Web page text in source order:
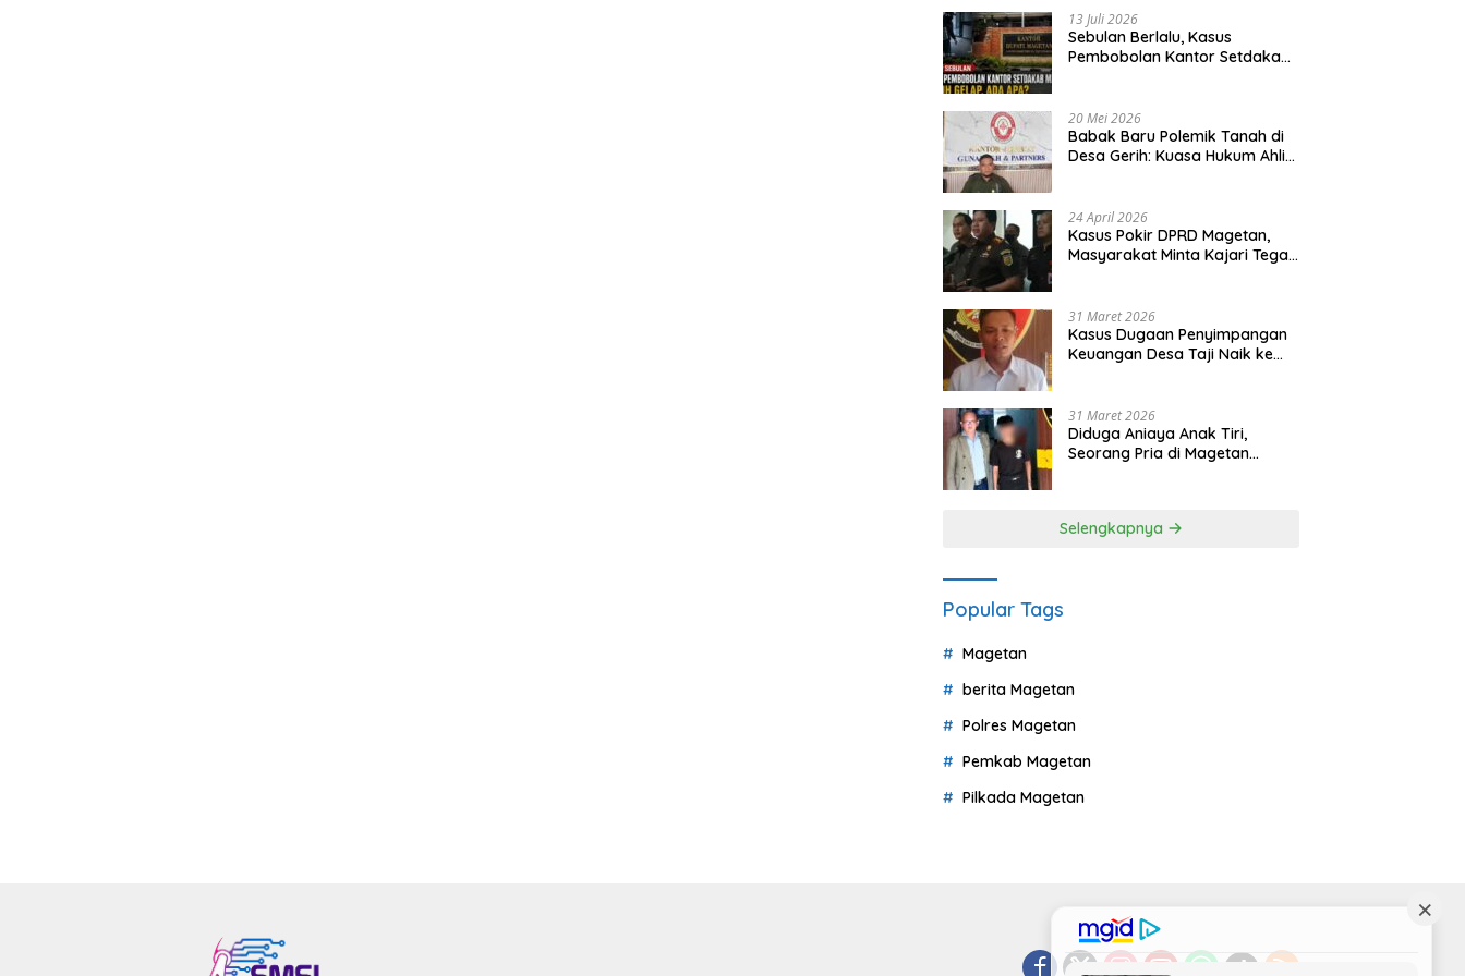
13 Juli 2026
Sebulan Berlalu, Kasus
Pembobolan Kantor Setdakab
20 Mei 2026
Babak Baru Polemik Tanah di
Desa Gerih: Kuasa Hukum Ahli
24 April 2026
Kasus Pokir DPRD Magetan,
Masyarakat Minta Kajari Tegak
31 Maret 2026
Kasus Dugaan Penyimpangan
Keuangan Desa Taji Naik ke
31 Maret 2026
Diduga Aniaya Anak Tiri,
Seorang Pria di Magetan
Selengkapnya
Popular Tags
Magetan
berita Magetan
Polres Magetan
Pemkab Magetan
Pilkada Magetan